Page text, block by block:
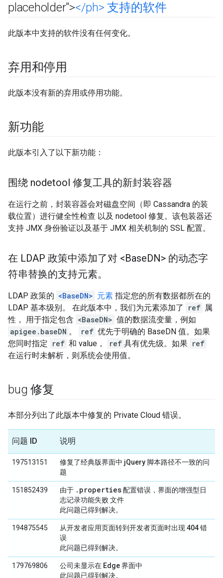
placeholder"></ph> 支持的软件
此版本中支持的软件没有任何变化。
弃用和停用
此版本没有新的弃用或停用功能。
新功能
此版本引入了以下新功能：
围绕 nodetool 修复工具的新封装容器
在运行之前，封装容器会对磁盘空间（即 Cassandra 的装
载位置）进行健全性检查 以及 nodetool 修复。该包装器还
支持 JMX 身份验证以及基于 JMX 相关机制的 SSL 配置。
在 LDAP 政策中添加了对 <BaseDN> 的动态字
符串替换的支持元素。
LDAP 政策的 <BaseDN> 元素 指定您的所有数据都所在的
LDAP 基本级别。 在此版本中，我们为元素添加了
ref 属
性， 用于指定包含 <BaseDN> 值的数据流变量，例如
apigee.baseDN 。 ref 优先于明确的 BaseDN 值。如果
您同时指定 ref 和 value， ref 具有优先级。如果 ref
在运行时未解析，则系统会使用值。
bug 修复
本部分列出了此版本中修复的 Private Cloud 错误。
问题 ID 说明
197513151
修复了经典版界面中 jQuery 脚本路径不一致的问
题
151852439 由于 .properties配置错误，界面的增强型日
志记录功能失败 文件
此问题已得到解决。
194875545
从开发者应用页面转到开发者页面时出现 404 错
误
此问题已得到解决。
179769806
公司未显示在 Edge 界面中
此问题已得到解决。